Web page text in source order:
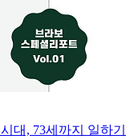
대, 73세까지 일하기